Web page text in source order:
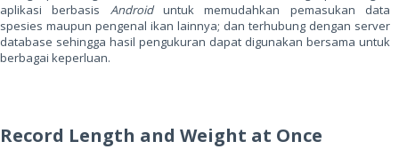
aplikasi berbasis Androiduntuk memudahkan pemasukan data
spesies maupun pengenal ikan lainnya; dan terhubung dengan server
database sehingga hasil pengukuran dapat digunakan bersama untuk
berbagai keperluan.
Record Length and Weight at Once